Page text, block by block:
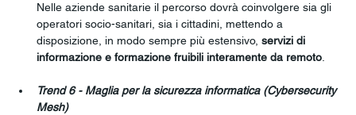
Nelle aziende sanitarie il percorso dovrà coinvolgere sia gli
operatori socio-sanitari, sia i cittadini, mettendo a
disposizione, in modo sempre più estensivo, servizi di
informazione e formazione fruibili interamente da remoto
Trend 6 - Maglia per la sicurezza informatica (Cybersecurity
Mesh)